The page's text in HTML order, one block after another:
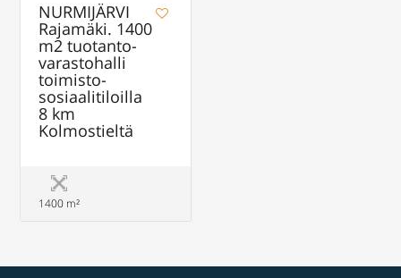
NURMIJÄRVI
Rajamäki. 1400
m2 tuotanto-
varastohalli
toimisto-
sosiaalitiloilla
8 km
Kolmostieltä
1400 m²